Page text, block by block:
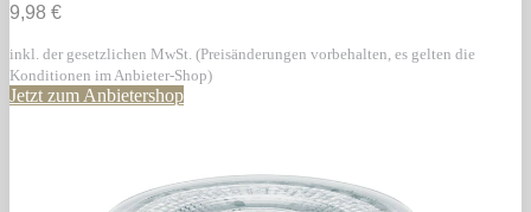
9,98 €
inkl. der gesetzlichen MwSt. (Preisänderungen vorbehalten, es gelten die
Konditionen im Anbieter-Shop)
Jetzt zum Anbietershop